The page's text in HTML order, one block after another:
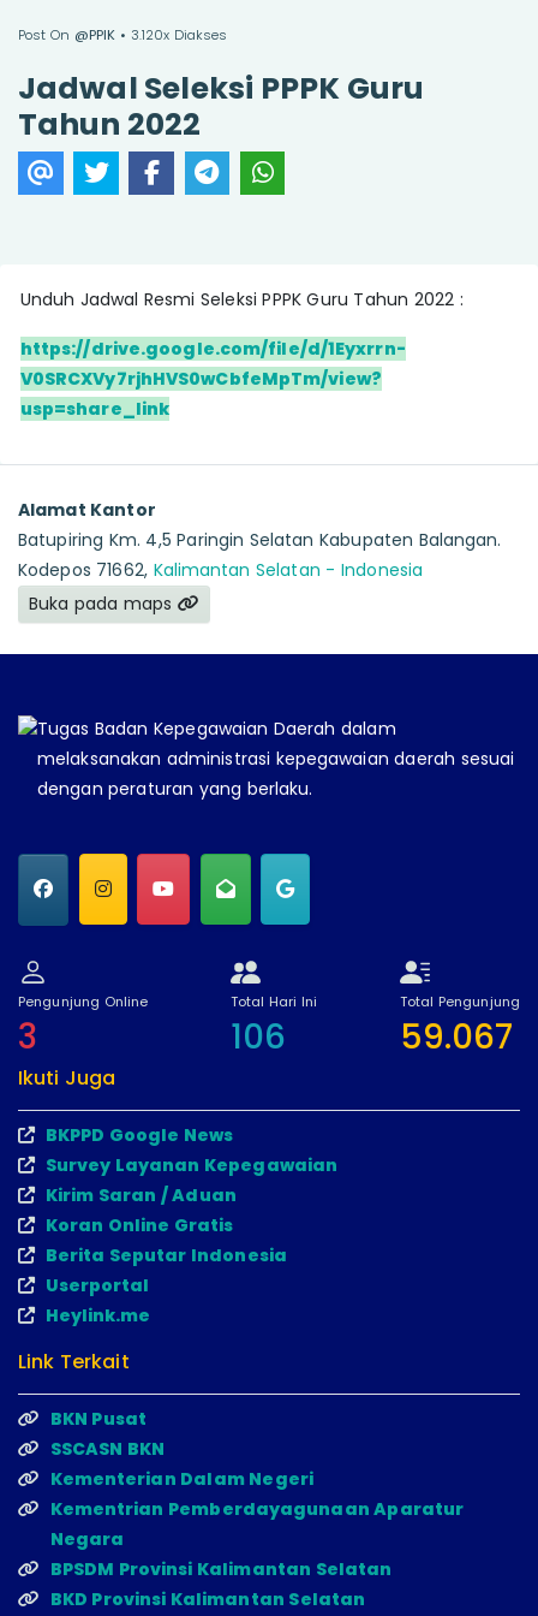
Post On @PPIK • 3.120x Diakses
Jadwal Seleksi PPPK Guru
Tahun 2022
Unduh Jadwal Resmi Seleksi PPPK Guru Tahun 2022 :
https://drive.google.com/file/d/1Eyxrrn-
V0SRCXVy7rjhHVS0wCbfeMpTm/view?
usp=share_link
Alamat Kantor
Batupiring Km. 4,5 Paringin Selatan Kabupaten Balangan.
Kodepos 71662, Kalimantan Selatan - Indonesia
Buka pada maps
Tugas Badan Kepegawaian Daerah dalam
melaksanakan administrasi kepegawaian daerah sesuai
dengan peraturan yang berlaku.
Pengunjung Online
3
Total Hari Ini
106
Total Pengunjung
59.067
Ikuti Juga
BKPPD Google News
Survey Layanan Kepegawaian
Kirim Saran / Aduan
Koran Online Gratis
Berita Seputar Indonesia
Userportal
Heylink.me
Link Terkait
BKN Pusat
SSCASN BKN
Kementerian Dalam Negeri
Kementrian Pemberdayagunaan Aparatur
Negara
BPSDM Provinsi Kalimantan Selatan
BKD Provinsi Kalimantan Selatan